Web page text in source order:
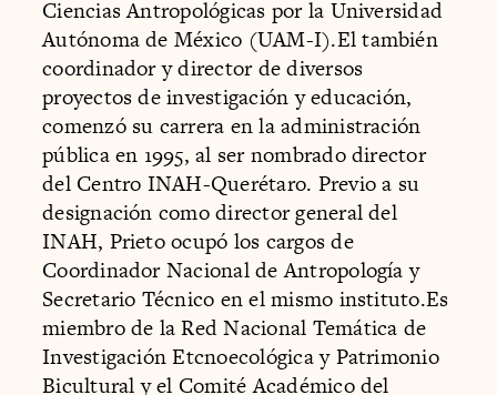
Ciencias Antropológicas por la Universidad
Autónoma de México (UAM-I).El también
coordinador y director de diversos
proyectos de investigación y educación,
comenzó su carrera en la administración
pública en 1995, al ser nombrado director
del Centro INAH-Querétaro. Previo a su
designación como director general del
INAH, Prieto ocupó los cargos de
Coordinador Nacional de Antropología y
Secretario Técnico en el mismo instituto.Es
miembro de la Red Nacional Temática de
Investigación Etcnoecológica y Patrimonio
Bicultural y el Comité Académico del